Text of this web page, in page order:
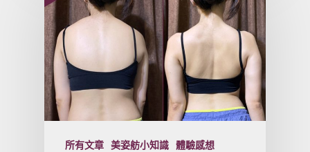
所有文章 美姿舫小知識 體驗感想